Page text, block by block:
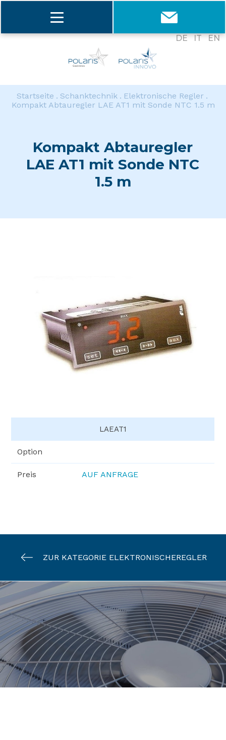
DE IT EN
Startseite Schanktechnik
Elektronische Regler
Kompakt Abtauregler LAE AT1 mit Sonde NTC 1.5 m
Kompakt Abtauregler
LAE AT1 mit Sonde NTC
1.5 m
LAEAT1
Option
Preis AUF ANFRAGE
ZUR KATEGORIE ELEKTRONISCHEREGLER